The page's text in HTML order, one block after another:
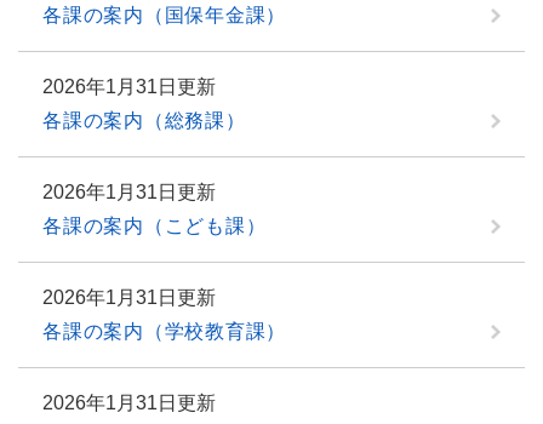
各課の案内（国保年金課）
2026年1月31日更新
各課の案内（総務課）
2026年1月31日更新
各課の案内（こども課）
2026年1月31日更新
各課の案内（学校教育課）
2026年1月31日更新